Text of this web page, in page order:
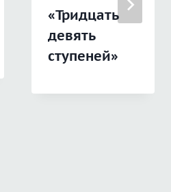
«Тридцать
девять
ступеней»